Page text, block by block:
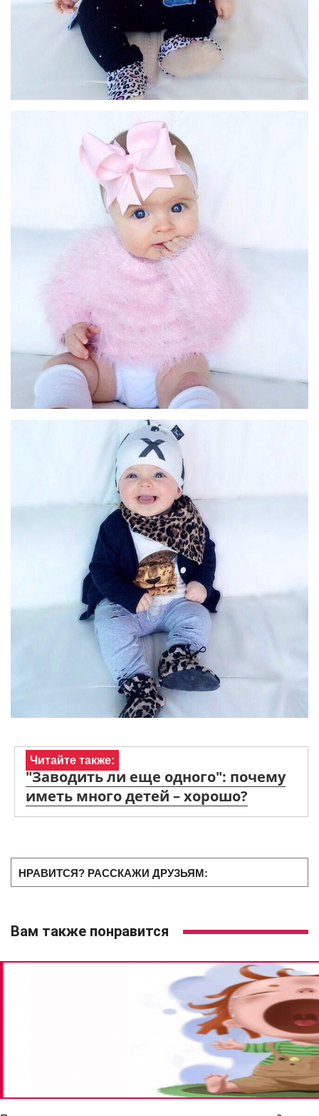
Читайте также:
"Заводить ли еще одного": почему
иметь много детей – хорошо?
НРАВИТСЯ? РАССКАЖИ ДРУЗЬЯМ:
Вам также понравится